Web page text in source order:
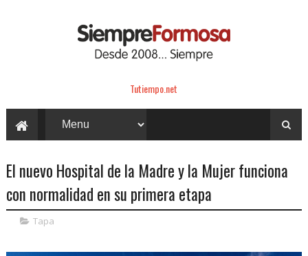
Tutiempo.net
El nuevo Hospital de la Madre y la Mujer funciona
con normalidad en su primera etapa
Tapa